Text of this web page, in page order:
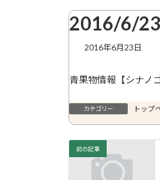
2016/6/23
2016年6月23日
青果物情報【シナノ
カテゴリー トップ
前の記事